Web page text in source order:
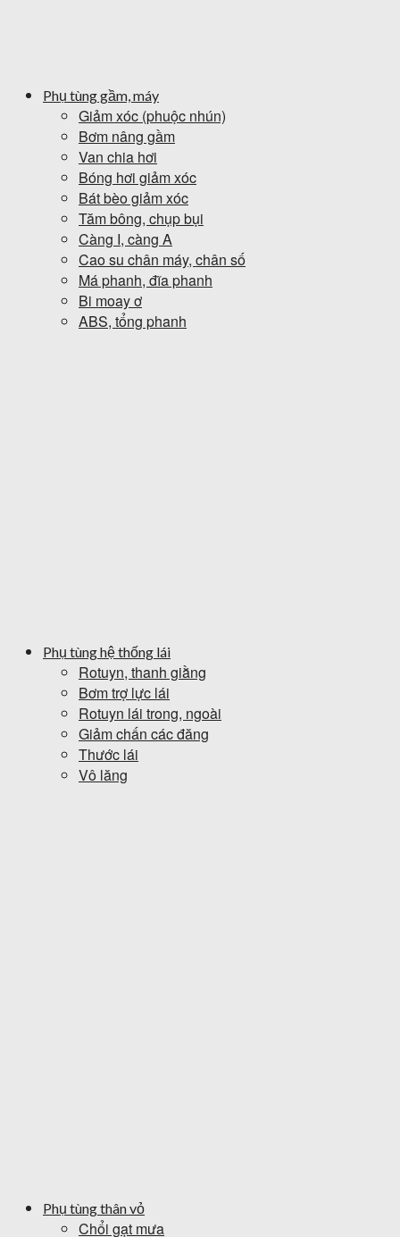
Phụ tùng gầm, máy
Giảm xóc (phuộc nhún)
Bơm nâng gầm
Van chia hơi
Bóng hơi giảm xóc
Bát bèo giảm xóc
Tăm bông, chụp bụi
Càng I, càng A
Cao su chân máy, chân số
Má phanh, đĩa phanh
Bi moay ơ
ABS, tổng phanh
Phụ tùng hệ thống lái
Rotuyn, thanh giằng
Bơm trợ lực lái
Rotuyn lái trong, ngoài
Giảm chấn các đăng
Thước lái
Vô lăng
Phụ tùng thân vỏ
Chổi gạt mưa